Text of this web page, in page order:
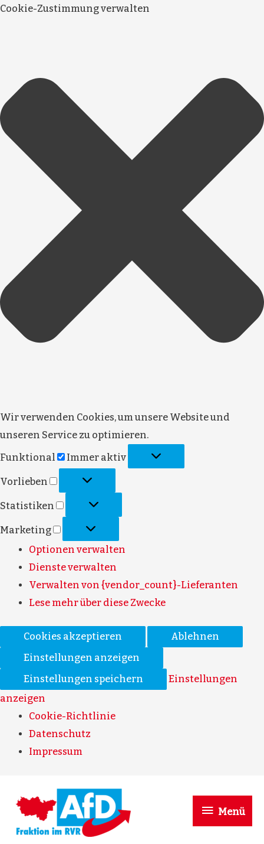
Cookie-Zustimmung verwalten
Wir verwenden Cookies, um unsere Website und
unseren Service zu optimieren.
Funktional
Funktional
Immer aktiv
Vorlieben Vorlieben
Statistiken Statistiken
Marketing Marketing
Optionen verwalten
Dienste verwalten
Verwalten von {vendor_count}-Lieferanten
Lese mehr über diese Zwecke
Cookies akzeptieren
Ablehnen
Einstellungen anzeigen
Einstellungen speichern
Einstellungen
anzeigen
Cookie-Richtlinie
Datenschutz
Impressum
Menü
Menü